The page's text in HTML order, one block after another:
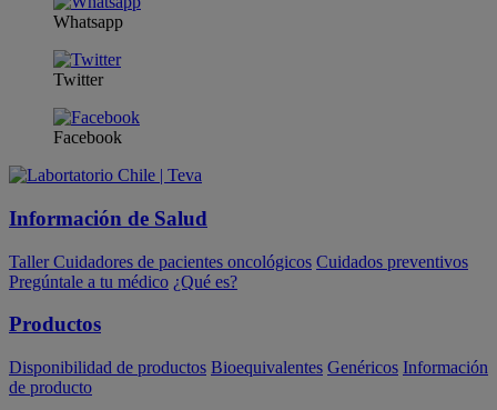
Whatsapp
Twitter
Facebook
Información de Salud
Taller Cuidadores de pacientes oncológicos Cuidados preventivos
Pregúntale a tu médico ¿Qué es?
Productos
Disponibilidad de productos Bioequivalentes Genéricos Información
de producto